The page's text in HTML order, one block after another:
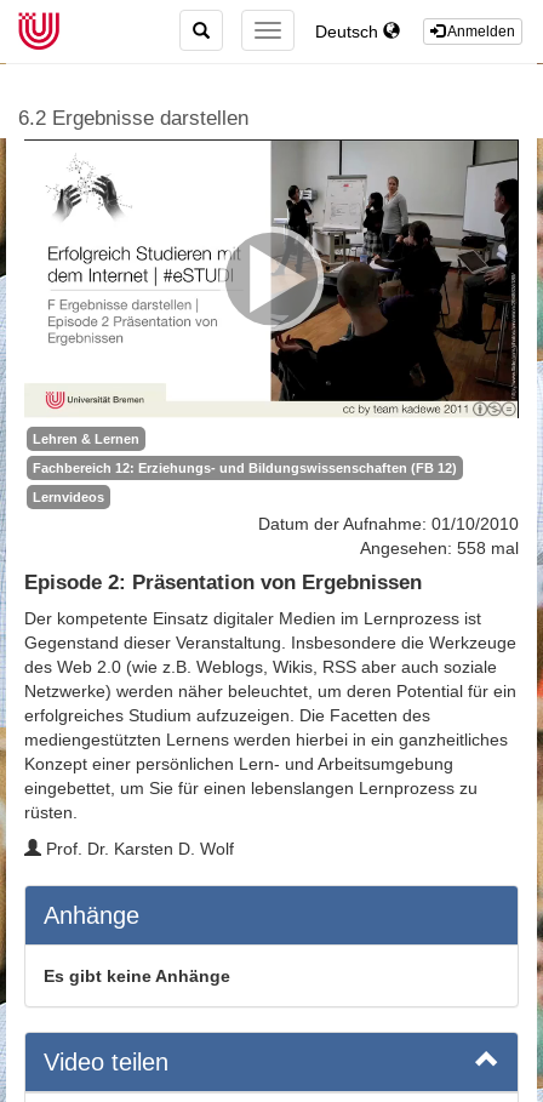
Anmelden
Deutsch
TOGGLE
NAVIGATION
TOGGLE
SEARCH
6.2 Ergebnisse darstellen
Lehren & Lernen
Fachbereich 12: Erziehungs- und Bildungswissenschaften (FB 12)
Lernvideos
Datum der Aufnahme: 01/10/2010
Angesehen: 558 mal
Episode 2: Präsentation von Ergebnissen
Der kompetente Einsatz digitaler Medien im Lernprozess ist
Gegenstand dieser Veranstaltung. Insbesondere die Werkzeuge
des Web 2.0 (wie z.B. Weblogs, Wikis, RSS aber auch soziale
Netzwerke) werden näher beleuchtet, um deren Potential für ein
erfolgreiches Studium aufzuzeigen. Die Facetten des
mediengestützten Lernens werden hierbei in ein ganzheitliches
Konzept einer persönlichen Lern- und Arbeitsumgebung
eingebettet, um Sie für einen lebenslangen Lernprozess zu
rüsten.
Prof. Dr. Karsten D. Wolf
Anhänge
Es gibt keine Anhänge
Video teilen